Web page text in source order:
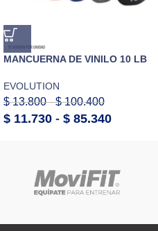
MANCUERNA DE VINILO 10 LB
EVOLUTION
$13.800 - $100.400
$ 11.730 - $ 85.340